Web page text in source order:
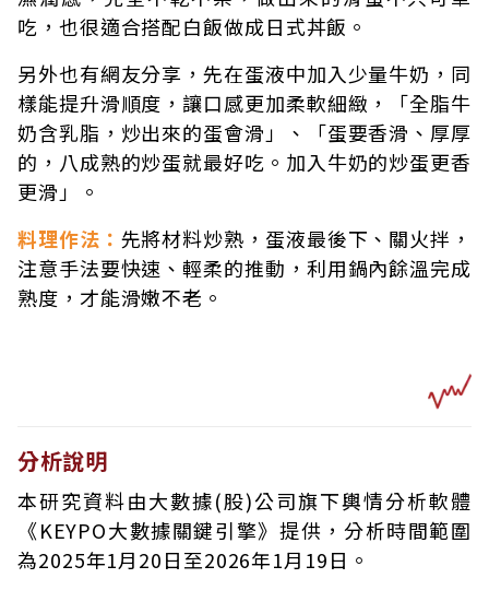
吃，也很適合搭配白飯做成日式丼飯。
另外也有網友分享，先在蛋液中加入少量牛奶，同
樣能提升滑順度，讓口感更加柔軟細緻，「全脂牛
奶含乳脂，炒出來的蛋會滑」、「蛋要香滑、厚厚
的，八成熟的炒蛋就最好吃。加入牛奶的炒蛋更香
更滑」。
料理作法： 先將材料炒熟，蛋液最後下、關火拌，
注意手法要快速、輕柔的推動，利用鍋內餘溫完成
熟度，才能滑嫩不老。
分析說明
本研究資料由大數據(股)公司旗下輿情分析軟體
《KEYPO大數據關鍵引擎》提供，分析時間範圍
為2025年1月20日至2026年1月19日。